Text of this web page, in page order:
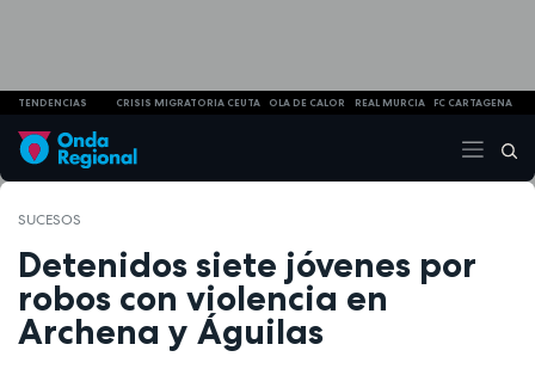
TENDENCIAS CRISIS MIGRATORIA CEUTA OLA DE CALOR REAL MURCIA FC CARTAGENA
SUCESOS
Detenidos siete jóvenes por
robos con violencia en
Archena y Águilas